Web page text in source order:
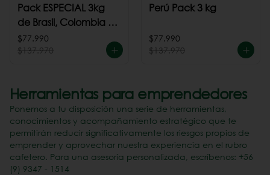
Pack ESPECIAL 3kg
de Brasil, Colombia +
Perú
$77.990
$137.970
Perú Pack 3 kg
$77.990
$137.970
Herramientas para emprendedores
Ponemos a tu disposición una serie de herramientas,
conocimientos y acompañamiento estratégico que te
permitirán reducir significativamente los riesgos propios de
emprender y aprovechar nuestra experiencia en el rubro
cafetero. Para una asesoría personalizada, escríbenos: +56
(9) 9347 - 1514